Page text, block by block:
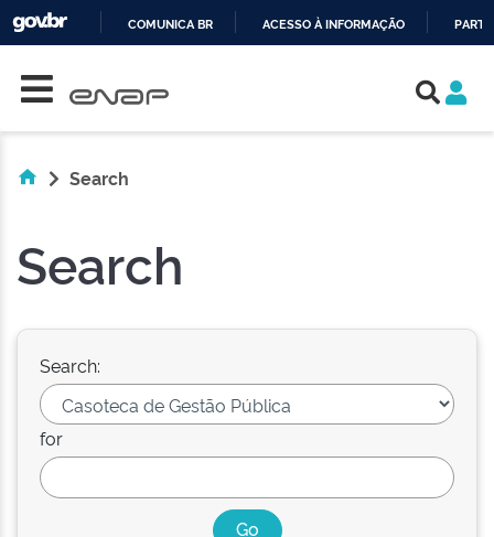
COMUNICA BR ACESSO À INFORMAÇÃO
Search
Search
Search:
for